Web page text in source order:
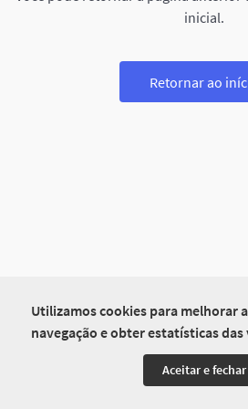
Utilizamos cookies para melhorar
navegação e obter estatísticas das
Aceitar e fechar
inicial.
Retornar ao